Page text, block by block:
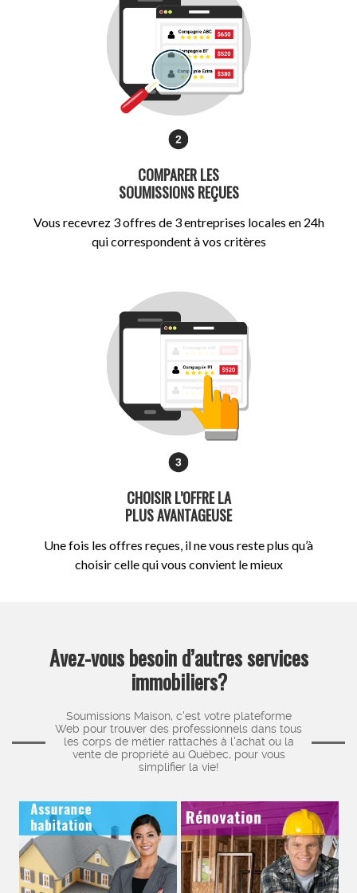
COMPARER LES
SOUMISSIONS REÇUES
Vous recevrez 3 offres de 3 entreprises locales en 24h
qui correspondent à vos critères
CHOISIR L’OFFRE LA
PLUS AVANTAGEUSE
Une fois les offres reçues, il ne vous reste plus qu’à
choisir celle qui vous convient le mieux
Avez-vous besoin d’autres services
immobiliers?
Soumissions Maison, c'est votre plateforme
Web pour trouver des professionnels dans tous
les corps de métier rattachés à l'achat ou la
vente de propriété au Québec, pour vous
simplifier la vie!